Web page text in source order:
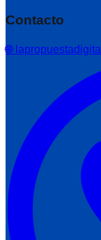
Contacto
🌐